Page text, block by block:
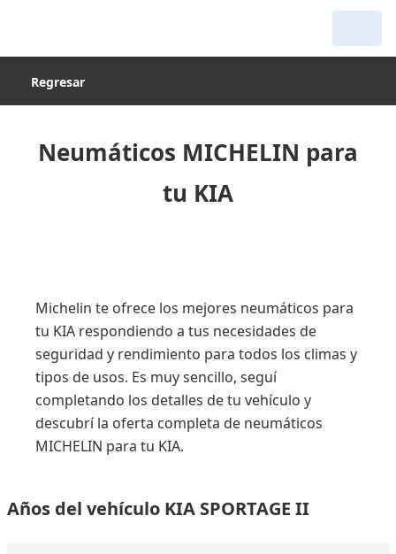
Regresar
Neumáticos MICHELIN para
tu KIA
Michelin te ofrece los mejores neumáticos para
tu KIA respondiendo a tus necesidades de
seguridad y rendimiento para todos los climas y
tipos de usos. Es muy sencillo, seguí
completando los detalles de tu vehículo y
descubrí la oferta completa de neumáticos
MICHELIN para tu KIA.
Años del vehículo KIA SPORTAGE II